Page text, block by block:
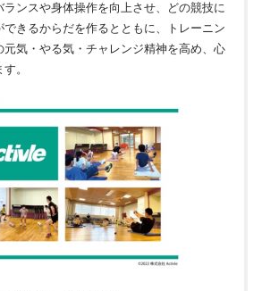
ランスや身体操作を向上させ、どの競技に
できるからだを作るとともに、トレーニン
元気・やる気・チャレンジ精神を高め、心
。